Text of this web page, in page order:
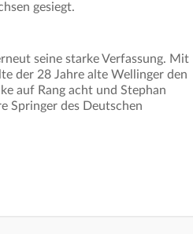
gesiegt.
seine starke Verfassung. Mit
der 28 Jahre alte Wellinger den
auf Rang acht und Stephan
Springer des Deutschen